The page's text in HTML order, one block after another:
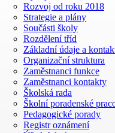
Rozvoj od roku 2018
Strategie a plány
Součásti školy
Rozdělení tříd
Základní údaje a
Organizační struktura
Zaměstnanci funkce
Zaměstnanci kontakty
Školská rada
Školní poradenské
Pedagogické porady
Registr oznámení